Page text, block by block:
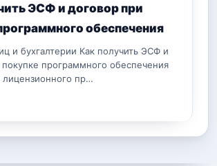
ЭСФ и договор при
обеспечения
и бухгалтерии Как получить ЭСФ и
программного обеспечения
лицензионного пр…